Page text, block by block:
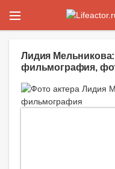
Лидия
фильмография,